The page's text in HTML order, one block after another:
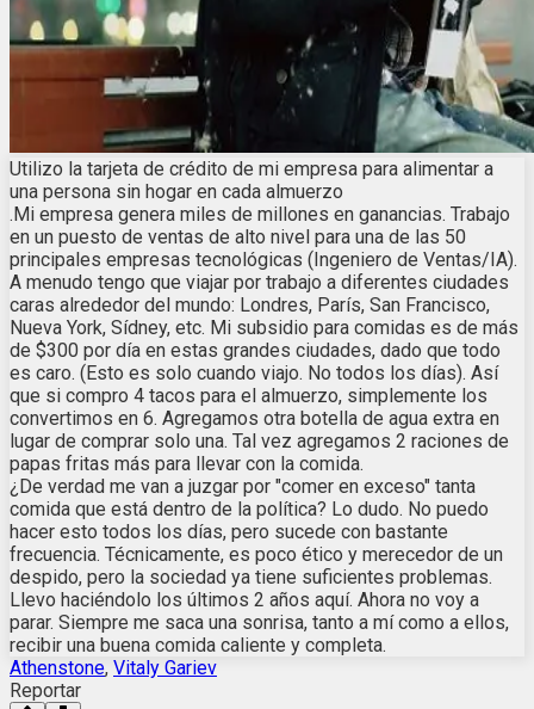
Utilizo la tarjeta de crédito de mi empresa para alimentar a
una persona sin hogar en cada almuerzo
.Mi empresa genera miles de millones en ganancias. Trabajo
en un puesto de ventas de alto nivel para una de las 50
principales empresas tecnológicas (Ingeniero de Ventas/IA).
A menudo tengo que viajar por trabajo a diferentes ciudades
caras alrededor del mundo: Londres, París, San Francisco,
Nueva York, Sídney, etc. Mi subsidio para comidas es de más
de $300 por día en estas grandes ciudades, dado que todo
es caro. (Esto es solo cuando viajo. No todos los días). Así
que si compro 4 tacos para el almuerzo, simplemente los
convertimos en 6. Agregamos otra botella de agua extra en
lugar de comprar solo una. Tal vez agregamos 2 raciones de
papas fritas más para llevar con la comida.
¿De verdad me van a juzgar por "comer en exceso" tanta
comida que está dentro de la política? Lo dudo. No puedo
hacer esto todos los días, pero sucede con bastante
frecuencia. Técnicamente, es poco ético y merecedor de un
despido, pero la sociedad ya tiene suficientes problemas.
Llevo haciéndolo los últimos 2 años aquí. Ahora no voy a
parar. Siempre me saca una sonrisa, tanto a mí como a ellos,
recibir una buena comida caliente y completa.
Athenstone, Vitaly Gariev
Reportar